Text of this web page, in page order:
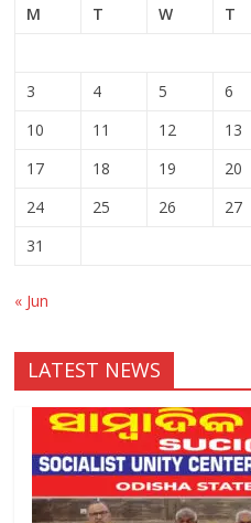
M
T W T
3
4 5 6
10
11 12 13
17
18 19 20
24
25 26 27
31
« Jun
LATEST NEWS